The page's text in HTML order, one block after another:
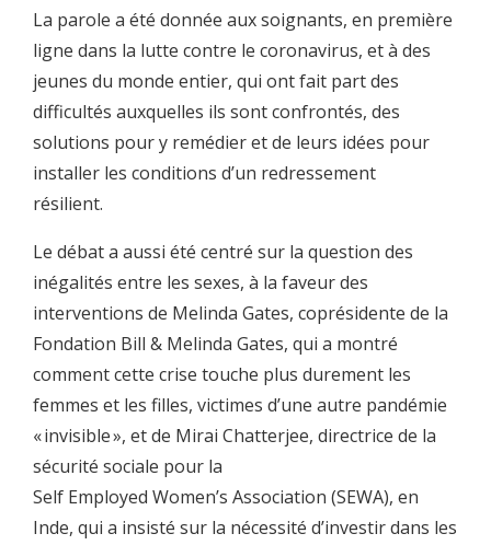
La parole a été donnée aux soignants, en première
ligne dans la lutte contre le coronavirus, et à des
jeunes du monde entier, qui ont fait part des
difficultés auxquelles ils sont confrontés, des
solutions pour y remédier et de leurs idées pour
installer les conditions d’un redressement
résilient.
Le débat a aussi été centré sur la question des
inégalités entre les sexes, à la faveur des
interventions de Melinda Gates, coprésidente de la
Fondation Bill & Melinda Gates, qui a montré
comment cette crise touche plus durement les
femmes et les filles, victimes d’une autre pandémie
« invisible », et de Mirai Chatterjee, directrice de la
sécurité sociale pour la
Self Employed Women’s Association (SEWA), en
Inde, qui a insisté sur la nécessité d’investir dans les